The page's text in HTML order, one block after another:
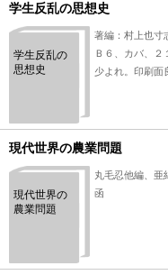
学生反乱の思想史
学生反乱の
思想史
著編：村上也寸
Ｂ６、カバ、２
少よれ。印刷面
現代世界の農業問題
現代世界の
農業問題
丸毛忍他編、亜
函